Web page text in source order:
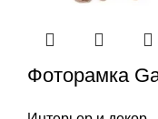
Фоторамка